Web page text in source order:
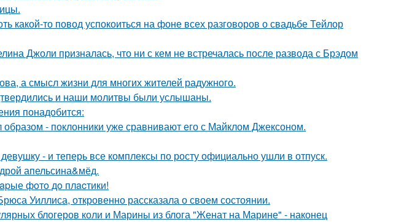
какой-то повод успокоиться на фоне всех разговоров о свадьбе Тейлор
Джоли призналась, что ни с кем не встречалась после развода с Брэдом
а смысл жизни для многих жителей радужного.
и наши молитвы были услышаны.
понадобится:
- поклонники уже сравнивают его с Майклом Джексоном.
- и теперь все комплексы по росту официально ушли в отпуск.
апельсина&мёд.
фoтo дo плacтики!
Уиллиса, откровенно рассказала о своем состоянии.
блогеров коли и Марины из блога "Женат на Марине" - наконец